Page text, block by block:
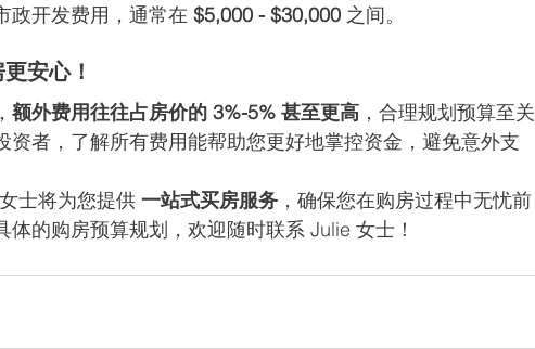
政开发费用，通常在 $5,000 - $30,000 之间。
安心！
额外费用往往占房价的 3%-5% 甚至更高 ，合理规划预算至关
资者，了解所有费用能帮助您更好地掌控资金，避免意外支
士将为您提供 一站式买房服务 ，确保您在购房过程中无忧前
的购房预算规划，欢迎随时联系 Julie 女士！